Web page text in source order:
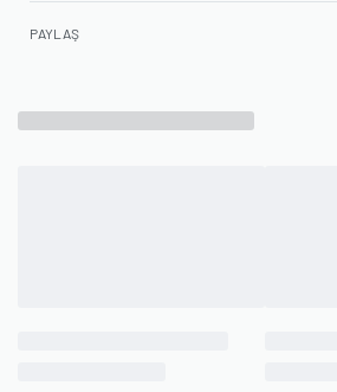
PAYLAŞ